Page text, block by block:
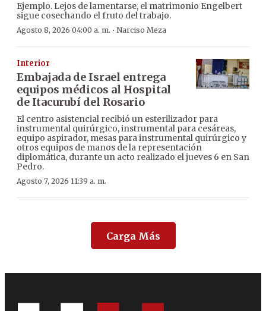
Ejemplo. Lejos de lamentarse, el matrimonio Engelbert
sigue cosechando el fruto del trabajo.
Agosto 8, 2026 04:00 a. m. · Narciso Meza
Interior
Embajada de Israel entrega
equipos médicos al Hospital
de Itacurubí del Rosario
El centro asistencial recibió un esterilizador para
instrumental quirúrgico, instrumental para cesáreas,
equipo aspirador, mesas para instrumental quirúrgico y
otros equipos de manos de la representación
diplomática, durante un acto realizado el jueves 6 en San
Pedro.
Agosto 7, 2026 11:39 a. m.
Carga Más